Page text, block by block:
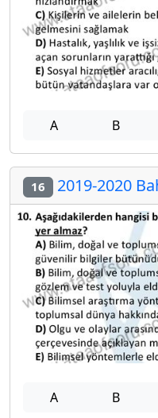
A B
16 2019-2020
A B